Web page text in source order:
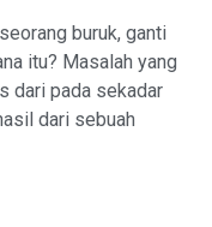
buruk, ganti
itu? Masalah yang
dari pada sekadar
dari sebuah